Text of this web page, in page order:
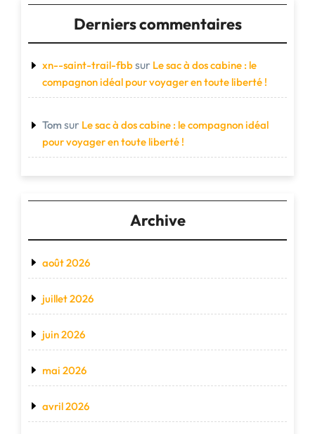
Derniers commentaires
xn--saint-trail-fbbsur Le sac à dos cabine : le
compagnon idéal pour voyager en toute liberté !
Tom sur Le sac à dos cabine : le compagnon idéal
pour voyager en toute liberté !
Archive
août 2026
juillet 2026
juin 2026
mai 2026
avril 2026